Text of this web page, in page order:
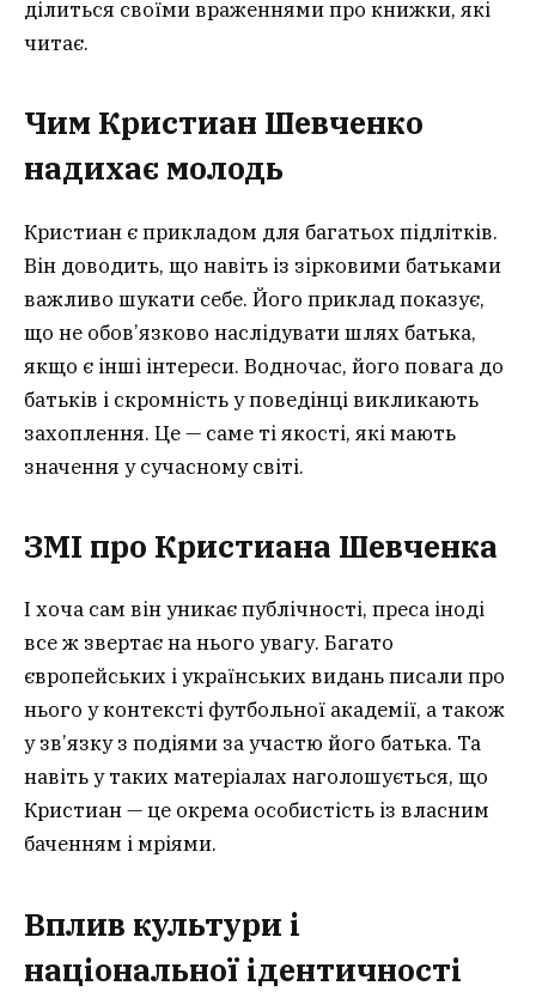
ділиться своїми враженнями про книжки, які
читає.
Чим Кристиан Шевченко
надихає молодь
Кристиан є прикладом для багатьох підлітків.
Він доводить, що навіть із зірковими батьками
важливо шукати себе. Його приклад показує,
що не обов’язково наслідувати шлях батька,
якщо є інші інтереси. Водночас, його повага до
батьків і скромність у поведінці викликають
захоплення. Це — саме ті якості, які мають
значення у сучасному світі.
ЗМІ про Кристиана Шевченка
І хоча сам він уникає публічності, преса іноді
все ж звертає на нього увагу. Багато
європейських і українських видань писали про
нього у контексті футбольної академії, а також
у зв’язку з подіями за участю його батька. Та
навіть у таких матеріалах наголошується, що
Кристиан — це окрема особистість із власним
баченням і мріями.
Вплив культури і
національної ідентичності